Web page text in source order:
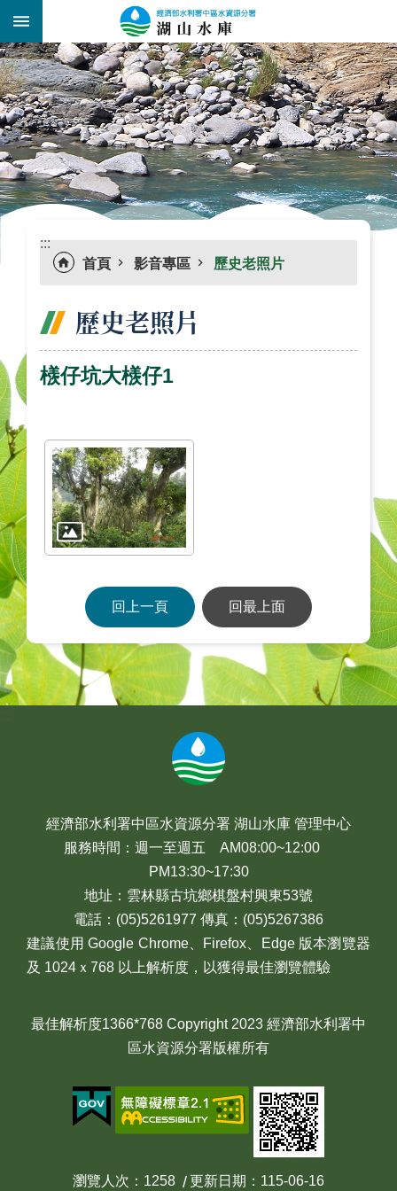
跳到主要內容區塊
::: _
:::
首頁
影音專區 歷史老照片
歷史老照片
檨仔坑大檨仔1
回上一頁 回最上面
:::
經濟部水利署中區水資源分署 湖山水庫 管理中心
服務時間：週一至週五 AM08:00~12:00
PM13:30~17:30
地址：雲林縣古坑鄉棋盤村興東53號
電話：(05)5261977 傳真：(05)5267386
建議使用 Google Chrome、Firefox、Edge 版本瀏覽器
及 1024ｘ768 以上解析度，以獲得最佳瀏覽體驗
最佳解析度1366*768 Copyright 2023 經濟部水利署中
區水資源分署版權所有
瀏覽人次 1258 更新日期 115-06-16